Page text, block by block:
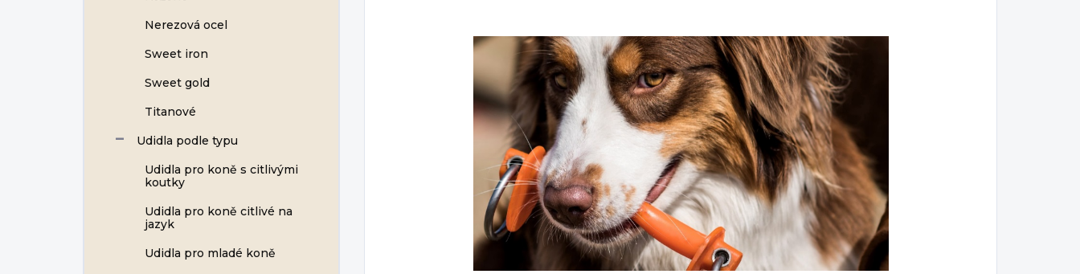
Nerezová ocel
Sweet iron
Sweet gold
Titanové
Udidla podle typu
Udidla pro koně s citlivými
koutky
Udidla pro koně citlivé na
jazyk
Udidla pro mladé koně